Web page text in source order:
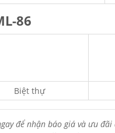
86
Biệt thự
để nhận báo giá và ưu